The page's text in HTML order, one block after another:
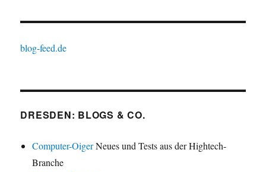
blog-feed.de
DRESDEN: BLOGS & CO.
Computer-OigerNeues und Tests aus der Hightech-
Branche